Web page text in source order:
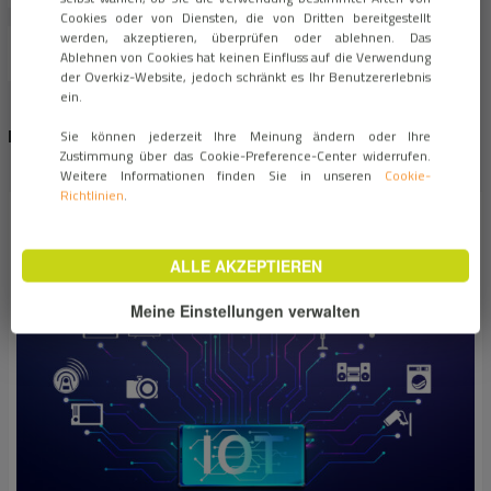
NEUSTE NACHRICHTEN 1 2
Cookies oder von Diensten, die von Dritten bereitgestellt
werden, akzeptieren, überprüfen oder ablehnen. Das
Ablehnen von Cookies hat keinen Einfluss auf die Verwendung
der Overkiz-Website, jedoch schränkt es Ihr Benutzererlebnis
ein.
Sie können jederzeit Ihre Meinung ändern oder Ihre
Zustimmung über das Cookie-Preference-Center widerrufen.
Weitere Informationen finden Sie in unseren Cookie-
Richtlinien.
ALLE AKZEPTIEREN
Meine Einstellungen verwalten